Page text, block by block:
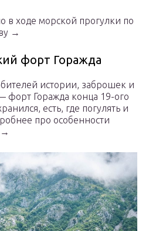
в ходе морской прогулки по
→
форт Горажда
истории, заброшек и
Горажда конца 19-ого
есть, где погулять и
про особенности
→